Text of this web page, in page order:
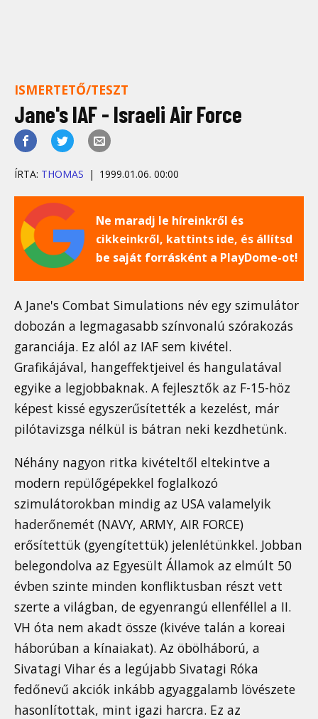
ISMERTETŐ/TESZT
Jane's IAF - Israeli Air Force
ÍRTA: THOMAS 1999.01.06. 00:00
Ne maradj le híreinkről és
cikkeinkről, kattints ide, és állítsd
be saját forrásként a PlayDome-ot!
A Jane's Combat Simulations név egy szimulátor
dobozán a legmagasabb színvonalú szórakozás
garanciája. Ez alól az IAF sem kivétel.
Grafikájával, hangeffektjeivel és hangulatával
egyike a legjobbaknak. A fejlesztők az F-15-höz
képest kissé egyszerűsítették a kezelést, már
pilótavizsga nélkül is bátran neki kezdhetünk.
Néhány nagyon ritka kivételtől eltekintve a
modern repülőgépekkel foglalkozó
szimulátorokban mindig az USA valamelyik
haderőnemét (NAVY, ARMY, AIR FORCE)
erősítettük (gyengítettük) jelenlétünkkel. Jobban
belegondolva az Egyesült Államok az elmúlt 50
évben szinte minden konfliktusban részt vett
szerte a világban, de egyenrangú ellenféllel a II.
VH óta nem akadt össze (kivéve talán a koreai
háborúban a kínaiakat). Az öbölháború, a
Sivatagi Vihar és a legújabb Sivatagi Róka
fedőnevű akciók inkább agyaggalamb lövészete
hasonlítottak, mint igazi harcra. Ez az